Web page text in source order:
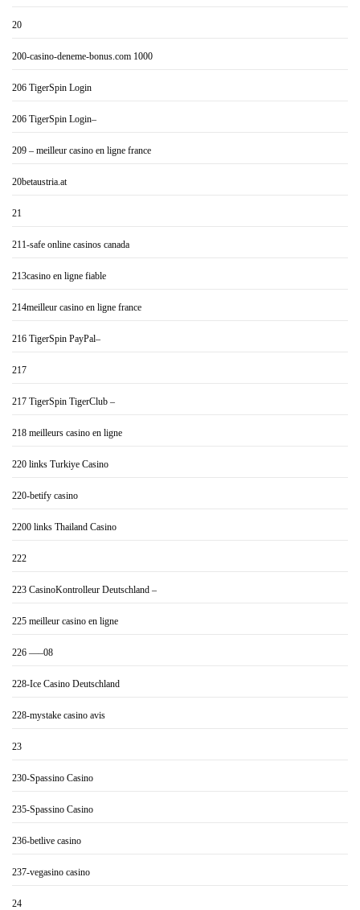
20
200-casino-deneme-bonus.com 1000
206 TigerSpin Login
206 TigerSpin Login–
209 – meilleur casino en ligne france
20betaustria.at
21
211-safe online casinos canada
213casino en ligne fiable
214meilleur casino en ligne france
216 TigerSpin PayPal–
217
217 TigerSpin TigerClub –
218 meilleurs casino en ligne
220 links Turkiye Casino
220-betify casino
2200 links Thailand Casino
222
223 CasinoKontrolleur Deutschland –
225 meilleur casino en ligne
226 —–08
228-Ice Casino Deutschland
228-mystake casino avis
23
230-Spassino Casino
235-Spassino Casino
236-betlive casino
237-vegasino casino
24